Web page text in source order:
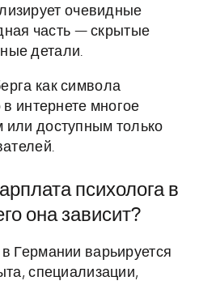
очевидные
часть — скрытые
детали.
как символа
в интернете многое
доступным только
психолога в
она зависит?
Германии варьируется
специализации,